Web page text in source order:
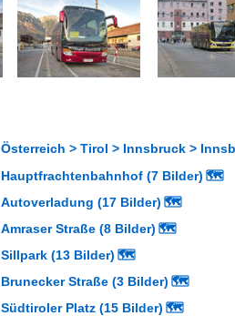
Österreich > Tirol > Innsbruck >
Hauptfrachtenbahnhof (7 Bilder) 🗺
Autoverladung (17 Bilder) 🗺
Amraser Straße (8 Bilder) 🗺
Sillpark (13 Bilder) 🗺
Brunecker Straße (3 Bilder) 🗺
Südtiroler Platz (15 Bilder) 🗺